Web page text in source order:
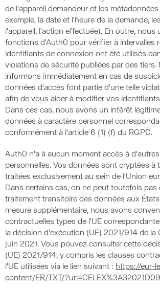
de l'appareil demandeur et les
exemple, la date et l'heure de la demande,
l'appareil, l'action effectuée). En outre, nous
fonctions d'Auth0 pour vérifier à intervalles
identifiants de connexion ont été utilisés
violations de sécurité publiées par des tiers.
informons immédiatement en cas de
données d'accès font partie d'une telle
afin de vous aider à modifier vos
Dans ces cas, nous avons un intérêt
données à caractère personnel
conformément à l'article 6 (1) (f) du RGPD.
Auth0 n'a à aucun moment accès à
personnelles. Vos données sont cryptées à
traitées exclusivement au sein de l'Union
Dans certains cas, on ne peut toutefois pas
traitement transitoire des données aux
mesure supplémentaire, nous avons
contractuelles types de l'UE
la décision d'exécution (UE) 2021/914 de
juin 2021. Vous pouvez consulter cette
(UE) 2021/914, y compris les clauses
l'UE utilisées via le lien suivant : https://eur-
content/FR/TXT/